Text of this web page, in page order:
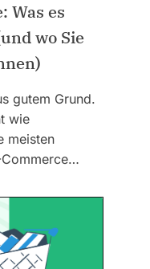
Was es
wo Sie
gutem Grund.
wie
meisten
Commerce…